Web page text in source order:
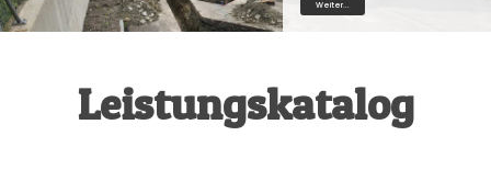
Weiter...
Leistungskatalog